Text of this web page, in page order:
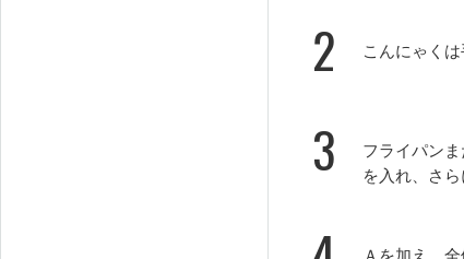
2 こんにゃく
3
フライパン
を入れ、さら
Ａを加え、